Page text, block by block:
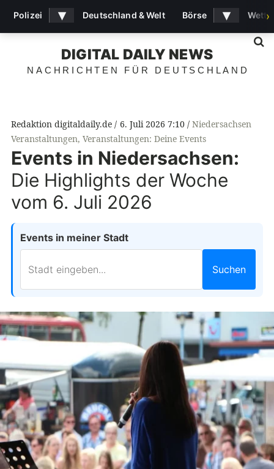
DIGITAL DAILY NEWS
NACHRICHTEN FÜR DEUTSCHLAND
Redaktion digitaldaily.de 6. Juli 2026 7:10
Niedersachsen
Veranstaltungen, Veranstaltungen: Deine Events
Events in Niedersachsen:
Die Highlights der Woche
vom 6. Juli 2026
Events in meiner Stadt
Suchen
Polizei ▾ Deutschland & Welt Börse ▾ ›